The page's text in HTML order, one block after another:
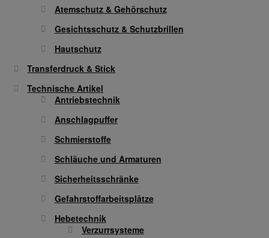
Atemschutz & Gehörschutz
Gesichtsschutz & Schutzbrillen
Hautschutz
Transferdruck & Stick
Technische Artikel
Antriebstechnik
Anschlagpuffer
Schmierstoffe
Schläuche und Armaturen
Sicherheitsschränke
Gefahrstoffarbeitsplätze
Hebetechnik
Verzurrsysteme